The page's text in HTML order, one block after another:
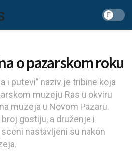
o pazarskom roku
i putevi” naziv je tribine koja
muzeju Ras u okviru
muzeja u Novom Pazaru.
gostiju, a druženje i
nastavljeni su nakon